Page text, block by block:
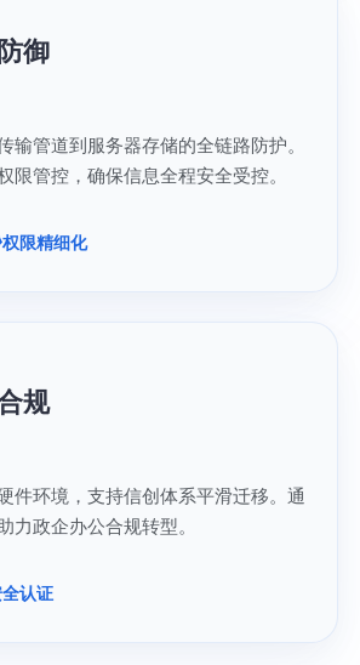
御
输管道到服务器存储的全链路防护。
限管控，确保信息全程安全受控。
权限精细化
规
件环境，支持信创体系平滑迁移。通
力政企办公合规转型。
认证